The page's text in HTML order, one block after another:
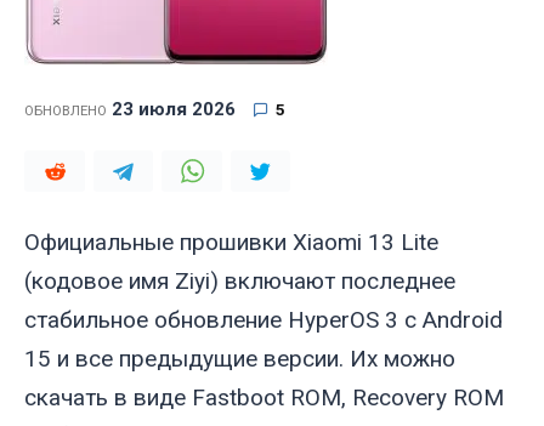
ОБНОВЛЕНО 23 июля 2026 5
Официальные прошивки Xiaomi 13 Lite
(кодовое имя Ziyi) включают последнее
стабильное обновление HyperOS 3 с Android
15 и все предыдущие версии. Их можно
скачать в виде Fastboot ROM, Recovery ROM